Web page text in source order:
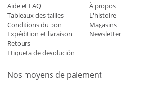
Aide et FAQ
Tableaux des tailles
Conditions du bon
Expédition et livraison
Retours
Etiqueta de devolución
À propos
L'histoire
Magasins
Newsletter
Nos moyens de paiement